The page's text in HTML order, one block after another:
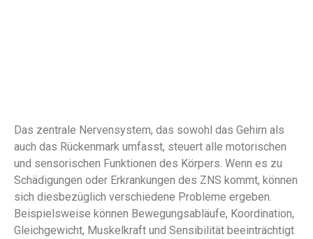
Das zentrale Nervensystem, das sowohl das Gehirn als
auch das Rückenmark umfasst, steuert alle motorischen
und sensorischen Funktionen des Körpers. Wenn es zu
Schädigungen oder Erkrankungen des ZNS kommt, können
sich diesbezüglich verschiedene Probleme ergeben.
Beispielsweise können Bewegungsabläufe, Koordination,
Gleichgewicht, Muskelkraft und Sensibilität beeinträchtigt